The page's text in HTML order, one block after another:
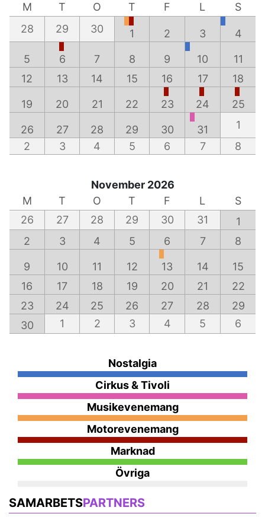
M
T O T F L
S
28
29 30 1 2 3 4
5 6 7 8 9 10
11
12
13 14 15 16 17 18
19 20 21 22 23 24 25
26 27 28 29 30 31
1
2
3 4 5 6 7 8
November 2026
M
T O T F L
S
26
27 28 29 30 31
1
2
3 4 5 6 7 8
9 10 11 12 13 14
15
16
17 18 19 20 21
22
23
24 25 26 27 28
29
30
1 2 3 4 5 6
Nostalgia
Cirkus & Tivoli
Musikevenemang
Motorevenemang
Marknad
Övriga
SAMARBETSPARTNERS